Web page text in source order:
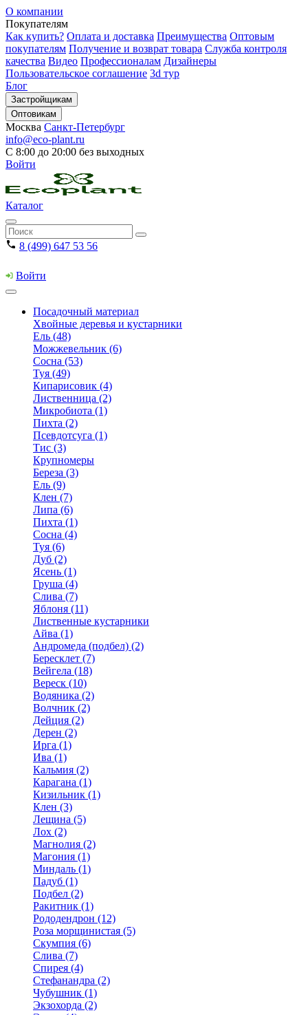
О компании
Покупателям
Как купить? Оплата и доставка Преимущества Оптовым
покупателям Получение и возврат товара Служба контроля
качества Видео Профессионалам Дизайнеры
Пользовательское соглашение 3d тур
Блог
Застройщикам
Оптовикам
Москва Санкт-Петербург
info@eco-plant.ru
С 8:00 до 20:00 без выходных
Войти
Каталог
8 (499) 647 53 56
Войти
Посадочный материал
Хвойные деревья и кустарники
Ель (48)
Можжевельник (6)
Сосна (53)
Туя (49)
Кипарисовик (4)
Лиственница (2)
Микробиота (1)
Пихта (2)
Псевдотсуга (1)
Тис (3)
Крупномеры
Береза (3)
Ель (9)
Клен (7)
Липа (6)
Пихта (1)
Сосна (4)
Туя (6)
Дуб (2)
Ясень (1)
Груша (4)
Слива (7)
Яблоня (11)
Лиственные кустарники
Айва (1)
Андромеда (подбел) (2)
Бересклет (7)
Вейгела (18)
Вереск (10)
Водяника (2)
Волчник (2)
Дейция (2)
Дерен (2)
Ирга (1)
Ива (1)
Кальмия (2)
Карагана (1)
Кизильник (1)
Клен (3)
Лещина (5)
Лох (2)
Магнолия (2)
Магония (1)
Миндаль (1)
Падуб (1)
Подбел (2)
Ракитник (1)
Рододендрон (12)
Роза морщинистая (5)
Скумпия (6)
Слива (7)
Спирея (4)
Стефанандра (2)
Чубушник (1)
Экзохорда (2)